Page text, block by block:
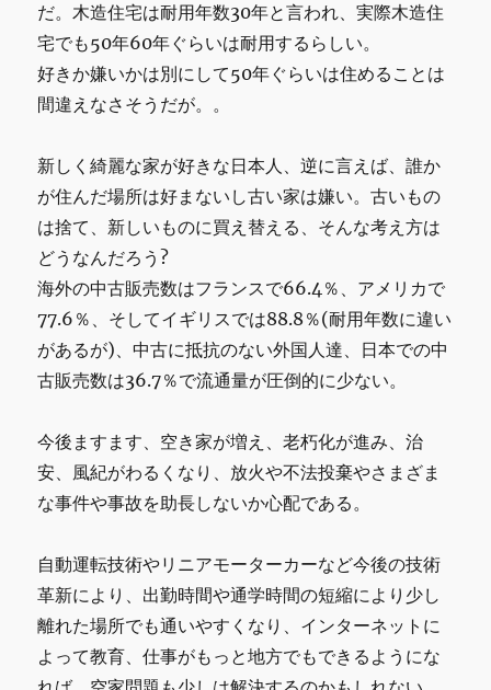
だ。木造住宅は耐用年数30年と言われ、実際木造住
宅でも50年60年ぐらいは耐用するらしい。
好きか嫌いかは別にして50年ぐらいは住めることは
間違えなさそうだが。。
新しく綺麗な家が好きな日本人、逆に言えば、誰か
が住んだ場所は好まないし古い家は嫌い。古いもの
は捨て、新しいものに買え替える、そんな考え方は
どうなんだろう?
海外の中古販売数はフランスで66.4％、アメリカで
77.6％、そしてイギリスでは88.8％(耐用年数に違い
があるが)、中古に抵抗のない外国人達、日本での中
古販売数は36.7％で流通量が圧倒的に少ない。
今後ますます、空き家が増え、老朽化が進み、治
安、風紀がわるくなり、放火や不法投棄やさまざま
な事件や事故を助長しないか心配である。
自動運転技術やリニアモーターカーなど今後の技術
革新により、出勤時間や通学時間の短縮により少し
離れた場所でも通いやすくなり、インターネットに
よって教育、仕事がもっと地方でもできるようにな